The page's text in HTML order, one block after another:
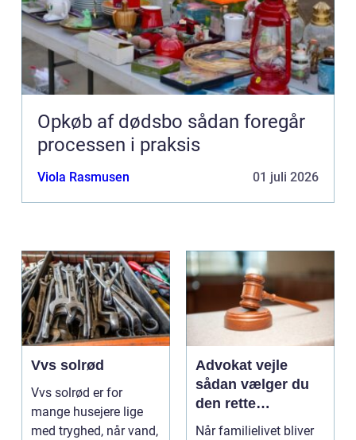
Opkøb af dødsbo sådan foregår
processen i praksis
Viola Rasmusen 01 juli 2026
Vvs solrød
Vvs solrød er for
mange husejere lige
med tryghed, når vand,
Advokat vejle
sådan vælger du
den rette
familieretsadvokat
Når familielivet bliver